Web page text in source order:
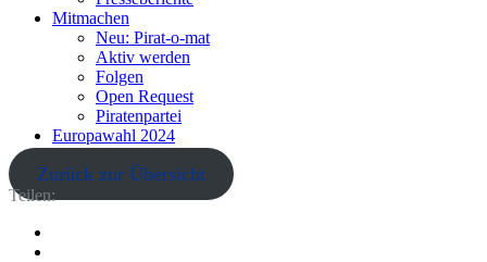
Mitmachen
Neu: Pirat-o-mat
Aktiv werden
Folgen
Open Request
Piratenpartei
Europawahl 2024
Zurück zur Übersicht
Teilen: